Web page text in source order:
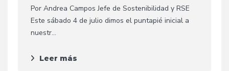
Por Andrea Campos Jefe de Sostenibilidad y RSE
Este sábado 4 de julio dimos el puntapié inicial a
nuestr...
Leer más